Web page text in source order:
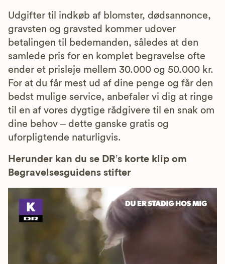
Udgifter til indkøb af blomster, dødsannonce,
gravsten og gravsted kommer udover
betalingen til bedemanden, således at den
samlede pris for en komplet begravelse ofte
ender et prisleje mellem 30.000 og 50.000 kr.
For at du får mest ud af dine penge og får den
bedst mulige service, anbefaler vi dig at ringe
til en af vores dygtige rådgivere til en snak om
dine behov – dette ganske gratis og
uforpligtende naturligvis.
Herunder kan du se DR’s korte klip om
Begravelsesguidens stifter